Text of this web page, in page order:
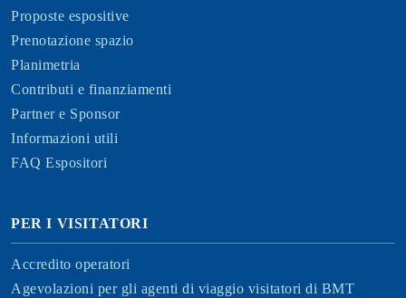
Proposte espositive
Prenotazione spazio
Planimetria
Contributi e finanziamenti
Partner e Sponsor
Informazioni utili
FAQ Espositori
PER I VISITATORI
Accredito operatori
Agevolazioni per gli agenti di viaggio visitatori di BMT